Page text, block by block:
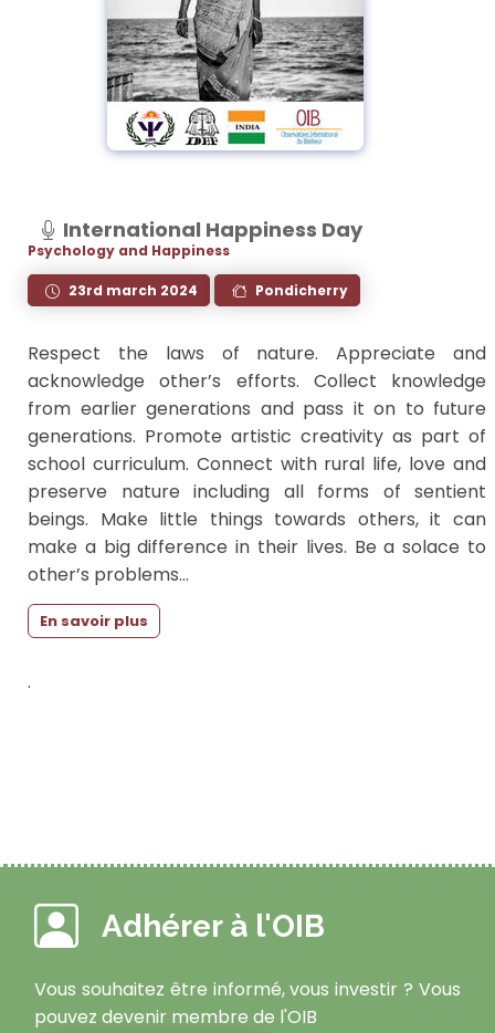
International Happiness Day
Psychology and Happiness
23rd march 2024 Pondicherry
Respect the laws of nature. Appreciate and
acknowledge other’s efforts. Collect knowledge
from earlier generations and pass it on to future
generations. Promote artistic creativity as part of
school curriculum. Connect with rural life, love and
preserve nature including all forms of sentient
beings. Make little things towards others, it can
make a big difference in their lives. Be a solace to
other’s problems...
En savoir plus
.
Adhérer à l'OIB
Vous souhaitez être informé, vous investir ? Vous
pouvez devenir membre de l'OIB